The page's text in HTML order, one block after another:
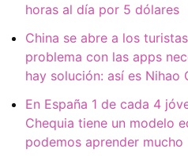
horas al día por 5 dólares
China se abre a los
problema con las apps
hay solución: así es Nihao
En España 1 de cada 4
Chequia tiene un modelo
podemos aprender mucho